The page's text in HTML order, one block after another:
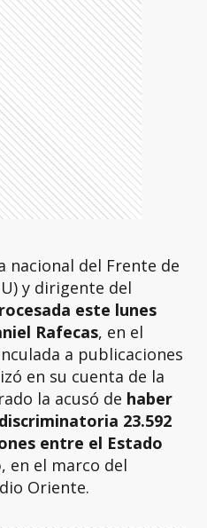
nacional del Frente de
y dirigente del
este lunes
Rafecas, en el
a publicaciones
en su cuenta de la
la acusó de haber
23.592
entre el Estado
, en el marco del
Oriente.